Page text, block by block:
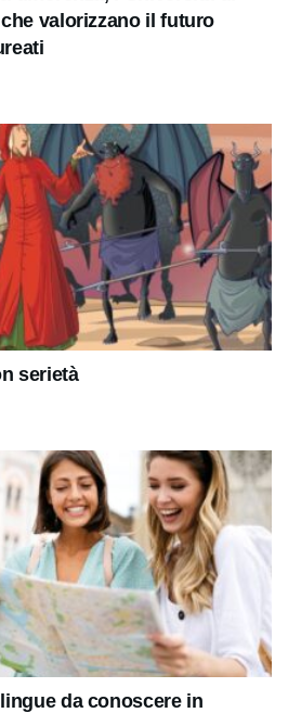
valorizzano il futuro
serietà
da conoscere in